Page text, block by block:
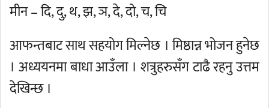
मीन – दि, दु, थ, झ, ञ, दे, दो, च, चि
आफन्तबाट साथ सहयोग मिल्नेछ । मिष्ठान्न भोजन हुनेछ
। अध्ययनमा बाधा आउँला । शत्रुहरुसँग टाढै रहनु उत्तम
देखिन्छ ।